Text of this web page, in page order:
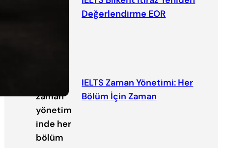
Değerlendirme EOR
IELTS Zaman Yönetimi: Her
Bölüm İçin Zaman